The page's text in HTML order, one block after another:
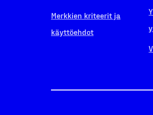
Merkkien kriteerit ja
käyttöehdot